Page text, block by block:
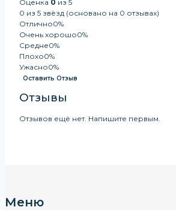
Оценка 0 из 5
0 из 5 звёзд (основано на 0 отзывах)
Отлично0%
Очень хорошо0%
Средне0%
Плохо0%
Ужасно0%
Оставить Отзыв
Отзывы
Отзывов ещё нет. Напишите первым.
Меню